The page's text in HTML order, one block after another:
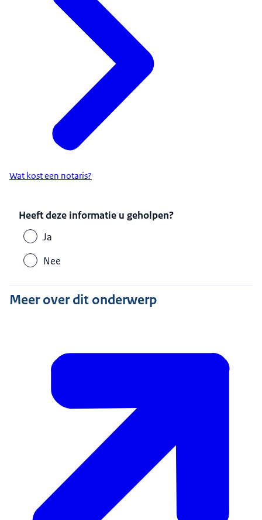
Wat kost een notaris?
Heeft deze informatie u geholpen?
Ja
Nee
Meer over dit onderwerp